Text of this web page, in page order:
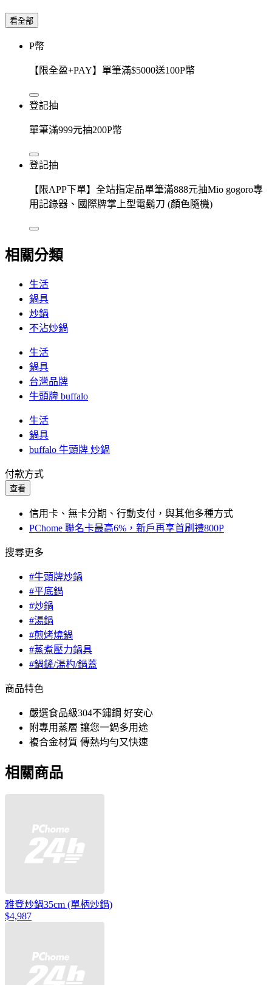
看全部
P幣
【限全盈+PAY】單筆滿$5000送100P幣
登記抽
單筆滿999元抽200P幣
登記抽
【限APP下單】全站指定品單筆滿888元抽Mio gogoro專
用記錄器、國際牌掌上型電鬍刀 (顏色隨機)
相關分類
生活
鍋具
炒鍋
不沾炒鍋
生活
鍋具
台灣品牌
牛頭牌 buffalo
生活
鍋具
buffalo 牛頭牌 炒鍋
付款方式
查看
信用卡、無卡分期、行動支付，與其他多種方式
PChome 聯名卡最高6%，新戶再享首刷禮800P
搜尋更多
#牛頭牌炒鍋
#平底鍋
#炒鍋
#湯鍋
#煎烤燒鍋
#蒸煮壓力鍋具
#鍋鏟/湯杓/鍋蓋
商品特色
嚴選食品級304不鏽鋼 好安心
附專用蒸層 讓您一鍋多用途
複合金材質 傳熱均勻又快速
相關商品
雅登炒鍋35cm (單柄炒鍋)
$4,987